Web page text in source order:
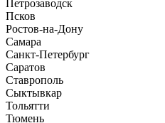
Петрозаводск
Псков
Ростов-на-Дону
Самара
Санкт-Петербург
Саратов
Ставрополь
Сыктывкар
Тольятти
Тюмень